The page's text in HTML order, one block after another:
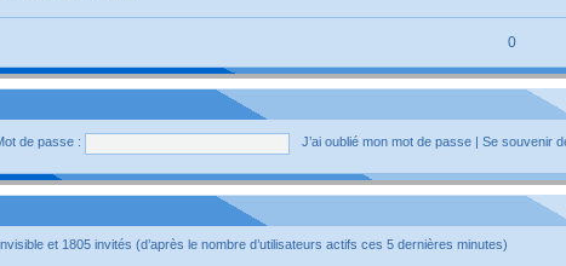
0
de passe : J’ai oublié mon mot de passe Se souvenir
et 1805 invités (d’après le nombre d’utilisateurs actifs ces 5 dernières minutes)